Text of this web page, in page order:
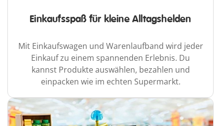
Einkaufsspaß für kleine Alltagshelden
Mit Einkaufswagen und Warenlaufband wird jeder
Einkauf zu einem spannenden Erlebnis. Du
kannst Produkte auswählen, bezahlen und
einpacken wie im echten Supermarkt.